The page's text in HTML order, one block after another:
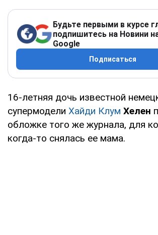
Будьте первыми в курсе
подпишитесь на Новини
Google
Подписаться
16-летняя дочь известной
супермодели Хайди Клум Хелен
обложке того же журнала, для
когда-то снялась ее мама.